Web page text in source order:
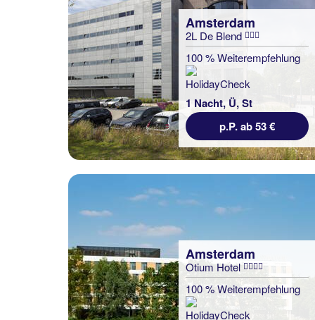
Amsterdam
2L De Blend
100 % Weiterempfehlung
1 Nacht, Ü, St
p.P. ab 53 €
Amsterdam
Otium Hotel
100 % Weiterempfehlung